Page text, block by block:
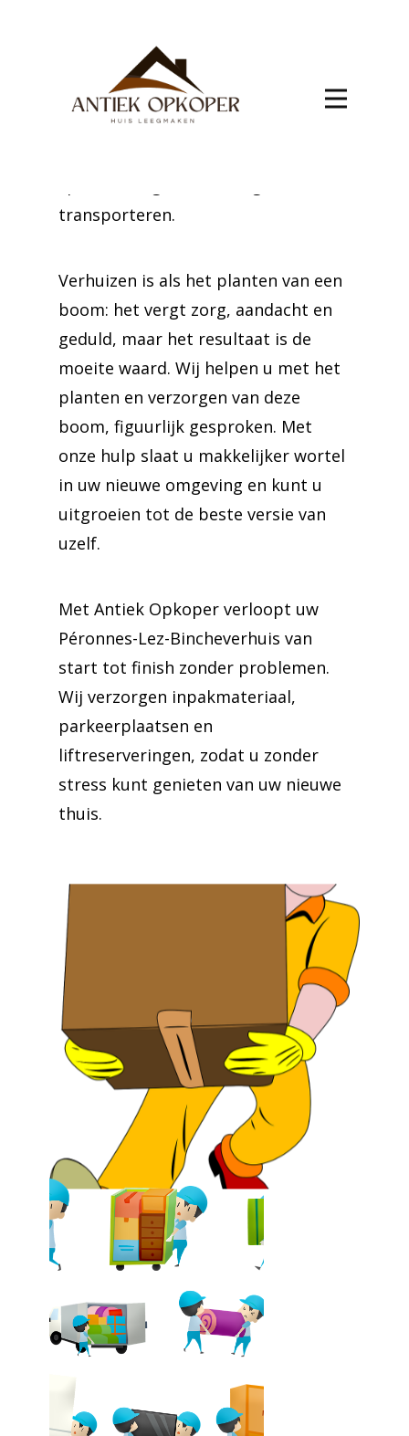
Een nieuw leven in Péronnes-Lez-
Binche begint met een
gestructureerde verhuizing.
transporteren.
Verhuizen is als het planten van een
boom: het vergt zorg, aandacht en
geduld, maar het resultaat is de
moeite waard. Wij helpen u met het
planten en verzorgen van deze
boom, figuurlijk gesproken. Met
onze hulp slaat u makkelijker wortel
in uw nieuwe omgeving en kunt u
uitgroeien tot de beste versie van
uzelf.
Met Antiek Opkoper verloopt uw
Péronnes-Lez-Bincheverhuis van
start tot finish zonder problemen.
Wij verzorgen inpakmateriaal,
parkeerplaatsen en
liftreserveringen, zodat u zonder
stress kunt genieten van uw nieuwe
thuis.